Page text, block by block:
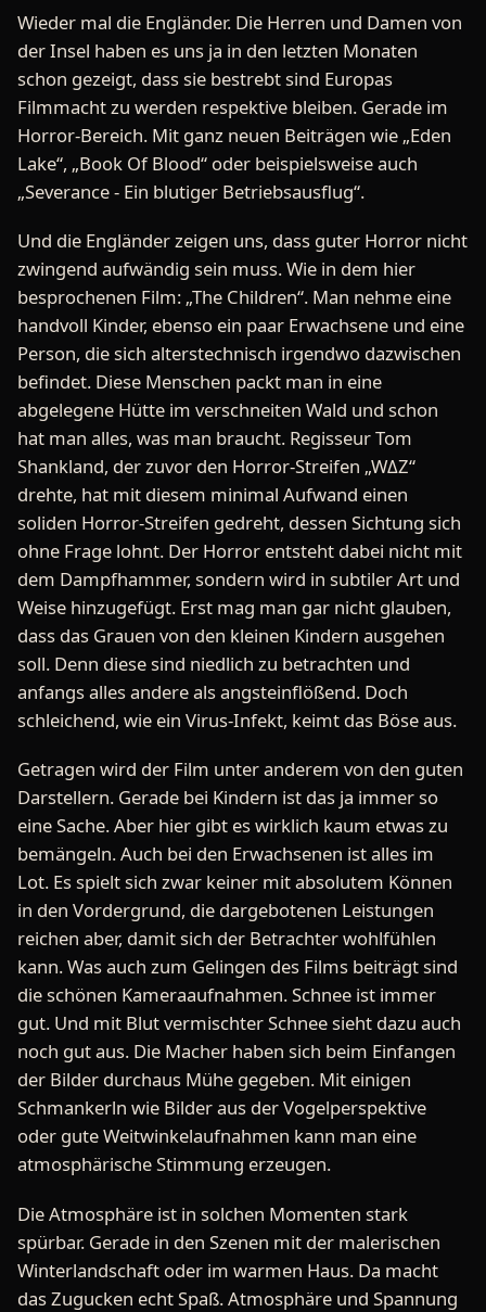
Wieder mal die Engländer. Die Herren und Damen von
der Insel haben es uns ja in den letzten Monaten
schon gezeigt, dass sie bestrebt sind Europas
Filmmacht zu werden respektive bleiben. Gerade im
Horror-Bereich. Mit ganz neuen Beiträgen wie „Eden
Lake“, „Book Of Blood“ oder beispielsweise auch
„Severance - Ein blutiger Betriebsausflug“.
Und die Engländer zeigen uns, dass guter Horror nicht
zwingend aufwändig sein muss. Wie in dem hier
besprochenen Film: „The Children“. Man nehme eine
handvoll Kinder, ebenso ein paar Erwachsene und eine
Person, die sich alterstechnisch irgendwo dazwischen
befindet. Diese Menschen packt man in eine
abgelegene Hütte im verschneiten Wald und schon
hat man alles, was man braucht. Regisseur Tom
Shankland, der zuvor den Horror-Streifen „WΔZ“
drehte, hat mit diesem minimal Aufwand einen
soliden Horror-Streifen gedreht, dessen Sichtung sich
ohne Frage lohnt. Der Horror entsteht dabei nicht mit
dem Dampfhammer, sondern wird in subtiler Art und
Weise hinzugefügt. Erst mag man gar nicht glauben,
dass das Grauen von den kleinen Kindern ausgehen
soll. Denn diese sind niedlich zu betrachten und
anfangs alles andere als angsteinflößend. Doch
schleichend, wie ein Virus-Infekt, keimt das Böse aus.
Getragen wird der Film unter anderem von den guten
Darstellern. Gerade bei Kindern ist das ja immer so
eine Sache. Aber hier gibt es wirklich kaum etwas zu
bemängeln. Auch bei den Erwachsenen ist alles im
Lot. Es spielt sich zwar keiner mit absolutem Können
in den Vordergrund, die dargebotenen Leistungen
reichen aber, damit sich der Betrachter wohlfühlen
kann. Was auch zum Gelingen des Films beiträgt sind
die schönen Kameraaufnahmen. Schnee ist immer
gut. Und mit Blut vermischter Schnee sieht dazu auch
noch gut aus. Die Macher haben sich beim Einfangen
der Bilder durchaus Mühe gegeben. Mit einigen
Schmankerln wie Bilder aus der Vogelperspektive
oder gute Weitwinkelaufnahmen kann man eine
atmosphärische Stimmung erzeugen.
Die Atmosphäre ist in solchen Momenten stark
spürbar. Gerade in den Szenen mit der malerischen
Winterlandschaft oder im warmen Haus. Da macht
das Zugucken echt Spaß. Atmosphäre und Spannung